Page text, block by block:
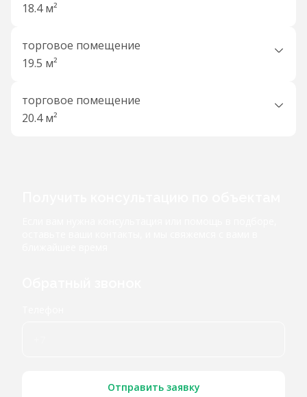
18.4 м²
торговое помещение
19.5 м²
торговое помещение
20.4 м²
Отправить заявку